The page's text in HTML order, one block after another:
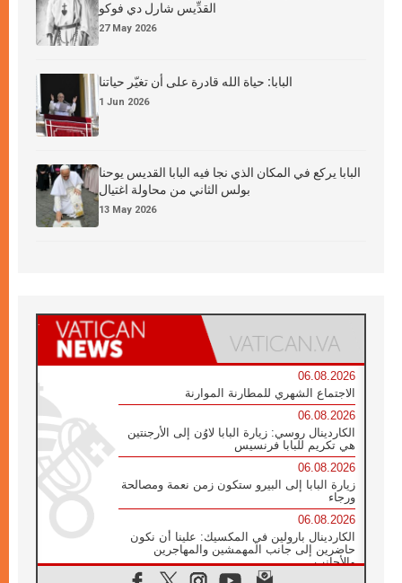
القدِّيس شارل دي فوكو
27 May 2026
البابا: حياة الله قادرة على أن تغيّر حياتنا
1 Jun 2026
البابا يركع في المكان الذي نجا فيه البابا القديس يوحنا
بولس الثاني من محاولة اغتيال
13 May 2026
06.08.2026
الاجتماع الشهري للمطارنة الموارنة
06.08.2026
الكاردينال روسي: زيارة البابا لاوُن إلى الأرجنتين
هي تكريم للبابا فرنسيس
06.08.2026
زيارة البابا إلى البيرو ستكون زمن نعمة ومصالحة
ورجاء
06.08.2026
الكاردينال بارولين في المكسيك: علينا أن نكون
حاضرين إلى جانب المهمشين والمهاجرين
والأجانب